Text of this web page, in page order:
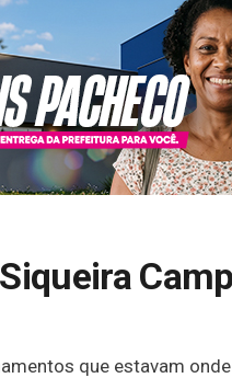
que estavam